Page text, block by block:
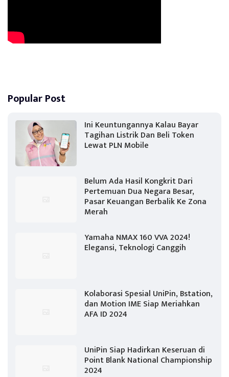
Popular Post
Ini Keuntungannya Kalau Bayar
Tagihan Listrik Dan Beli Token
Lewat PLN Mobile
Belum Ada Hasil Kongkrit Dari
Pertemuan Dua Negara Besar,
Pasar Keuangan Berbalik Ke Zona
Merah
Yamaha NMAX 160 VVA 2024!
Elegansi, Teknologi Canggih
Kolaborasi Spesial UniPin, Bstation,
dan Motion IME Siap Meriahkan
AFA ID 2024
UniPin Siap Hadirkan Keseruan di
Point Blank National Championship
2024